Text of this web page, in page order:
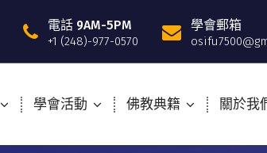
電話 9AM-5PM
+1 (248)-977-0570
學會郵箱
學會活動 佛教典籍 關於我